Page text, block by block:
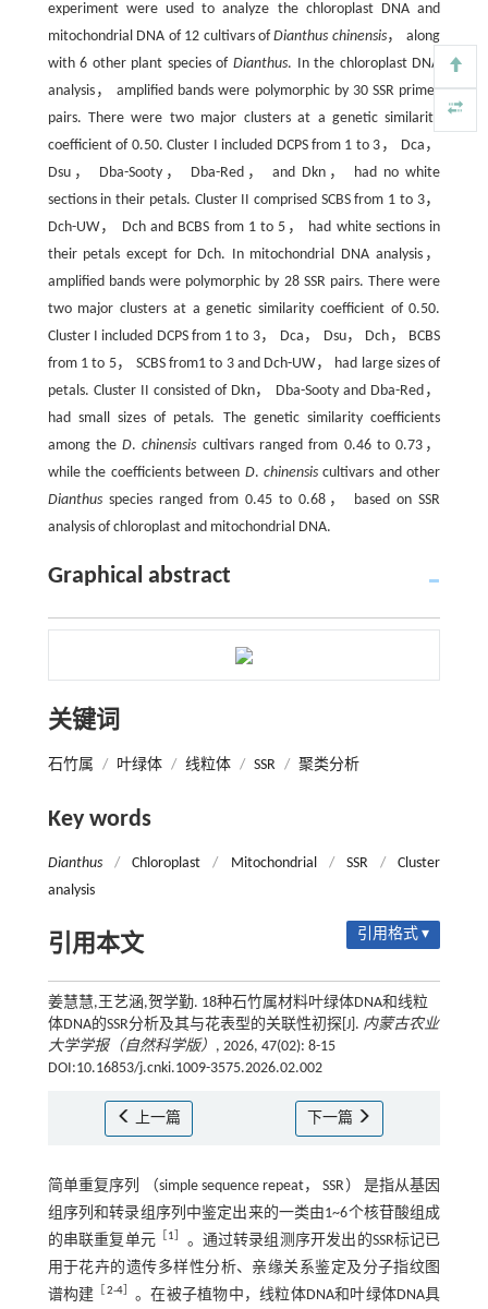
experiment were used to analyze the chloroplast DNA and
mitochondrial DNA of 12 cultivars ofDianthus chinensis， along
with 6 other plant species ofDianthus. In the chloroplast DNA
analysis， amplified bands were polymorphic by 30 SSR primer
pairs. There were two major clusters at a genetic similarity
coefficient of 0.50. Cluster I included DCPS from 1 to 3， Dca，
Dsu， Dba-Sooty， Dba-Red， and Dkn， had no white
sections in their petals. Cluster II comprised SCBS from 1 to 3，
Dch-UW， Dch and BCBS from 1 to 5， had white sections in
their petals except for Dch. In mitochondrial DNA analysis，
amplified bands were polymorphic by 28 SSR pairs. There were
two major clusters at a genetic similarity coefficient of 0.50.
Cluster I included DCPS from 1 to 3， Dca， Dsu， Dch， BCBS
from 1 to 5， SCBS from1 to 3 and Dch-UW， had large sizes of
petals. Cluster II consisted of Dkn， Dba-Sooty and Dba-Red，
had small sizes of petals. The genetic similarity coefficients
among theD.chinensis cultivars ranged from 0.46 to 0.73，
while the coefficients between D. chinensiscultivars and other
Dianthusspecies ranged from 0.45 to 0.68， based on SSR
analysis of chloroplast and mitochondrial DNA.
Graphical abstract
关键词
石竹属 / 叶绿体 / 线粒体 / SSR / 聚类分析
Key words
Dianthus / Chloroplast / Mitochondrial / SSR /
Cluster
analysis
引用本文 引用格式 ▾
姜慧慧,王艺涵,贺学勤. 18种石竹属材料叶绿体DNA和线粒
体DNA的SSR分析及其与花表型的关联性初探[J]. 内蒙古农业
大学学报（自然科学版） , 2026, 47(02): 8-15
DOI:10.16853/j.cnki.1009-3575.2026.02.002
上一篇 下一篇
简单重复序列 （simple sequence repeat， SSR） 是指从基因
组序列和转录组序列中鉴定出来的一类由1~6个核苷酸组成
的串联重复单元［ 1
。通过转录组测序开发出的SSR标记已
用于花卉的遗传多样性分析、亲缘关系鉴定及分子指纹图
谱构建
2-4］ 。在被子植物中，线粒体DNA和叶绿体DNA具